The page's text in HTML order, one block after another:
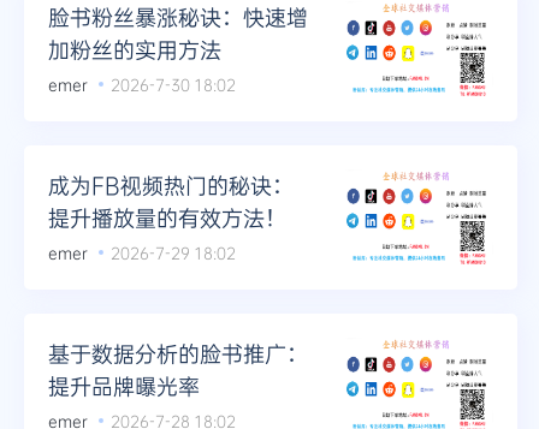
脸书粉丝暴涨秘诀：快速增
加粉丝的实用方法
emer 2026-7-30 18:02
成为FB视频热门的秘诀：
提升播放量的有效方法！
emer 2026-7-29 18:02
基于数据分析的脸书推广：
提升品牌曝光率
emer 2026-7-28 18:02